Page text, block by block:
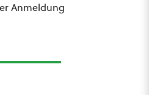
Anmeldung